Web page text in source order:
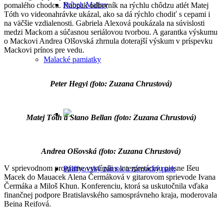
Príbeh Maliny
Malacké pamiatky
Pálffyovský zámok a zámocký park
pomalého chodca. Naopak odborník na rýchlu chôdzu atlét Matej
Tóth vo videonahrávke ukázal, ako sa dá rýchlo chodiť s cepami i
na väčšie vzdialenosti. Gabriela Alexová poukázala na súvislosti
medzi Mackom a súčasnou seriálovou tvorbou. A garantka výskumu
o Mackovi Andrea Olšovská zhrnula doterajší výskum v príspevku
Mackovi prínos pre vedu.
Peter Hegyi (foto: Zuzana Chrustová)
Matej Tóth a Stano Bellan (foto: Zuzana Chrustová)
Andrea Olšovská (foto: Zuzana Chrustová)
V sprievodnom programe vystúpili s interpretáciou piesne Išeu
Macek do Mauacek Alena Čermáková v gitarovom sprievode Ivana
Čermáka a Miloš Khun. Konferenciu, ktorá sa uskutočnila vďaka
finančnej podpore Bratislavského samosprávneho kraja, moderovala
Beina Reifová.